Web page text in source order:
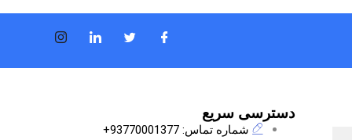
دسترسی سریع
شماره تماس: 93770001377+